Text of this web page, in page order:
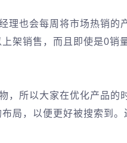
理也会每周将市场热销的
架销售，而且即使是0销
，所以大家在优化产品的
局，以便更好被搜索到